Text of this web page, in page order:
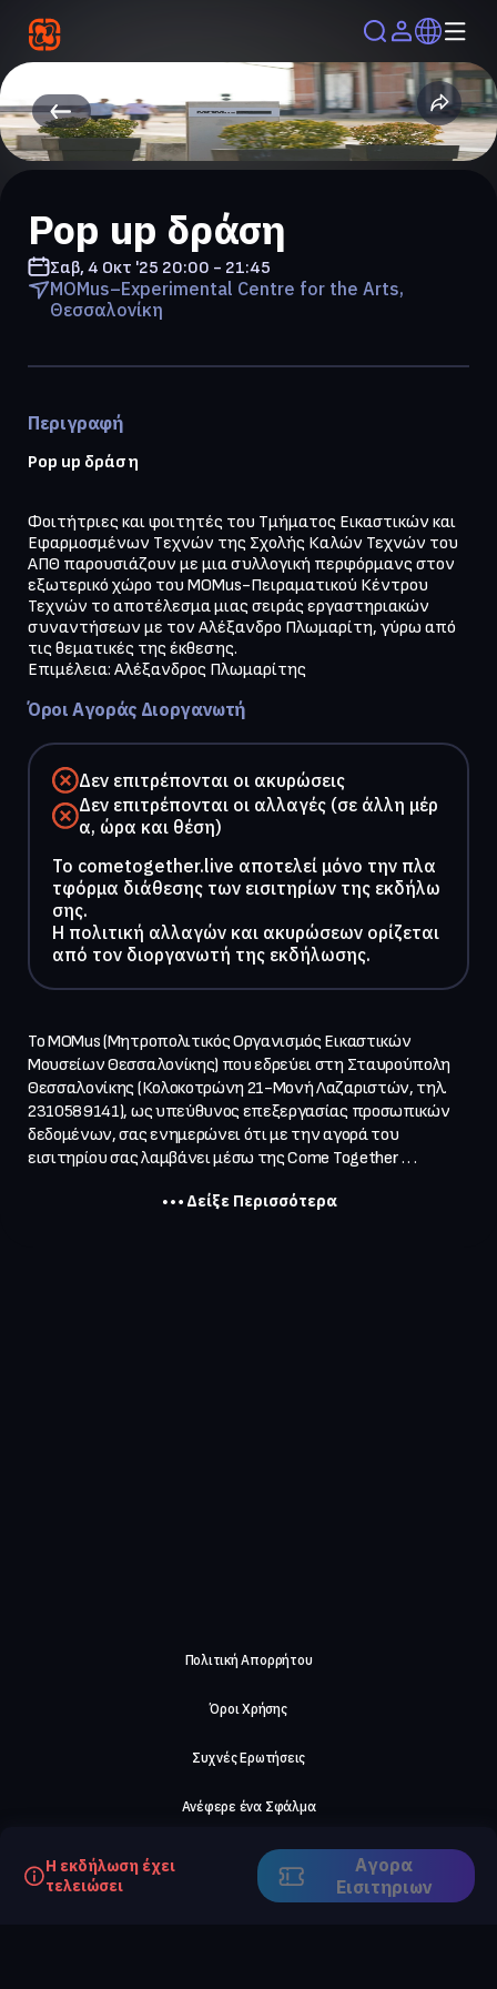
Pop up δράση
Σαβ, 4 Οκτ '25 20:00 - 21:45
MOMus–Experimental Centre for the Arts,
Θεσσαλονίκη
Περιγραφή
Pop up δράση
Φοιτήτριες και φοιτητές του Tμήματος Eικαστικών και
Eφαρμοσμένων Tεχνών της Σχολής Καλών Τεχνών του
ΑΠΘ παρουσιάζουν με μια συλλογική περφόρμανς στον
εξωτερικό χώρο του MOMus-Πειραματικoύ Κέντρου
Τεχνών το αποτέλεσμα μιας σειράς εργαστηριακών
συναντήσεων με τον Αλέξανδρο Πλωμαρίτη, γύρω από
τις θεματικές της έκθεσης.
Επιμέλεια: Αλέξανδρος Πλωμαρίτης
Όροι Αγοράς Διοργανωτή
Δεν επιτρέπονται οι ακυρώσεις
Δεν επιτρέπονται οι αλλαγές (σε άλλη μέρ
α, ώρα και θέση)
To cometogether.live αποτελεί μόνο την πλα
τφόρμα διάθεσης των εισιτηρίων της εκδήλω
σης.
Η πολιτική αλλαγών και ακυρώσεων ορίζεται
από τον διοργανωτή της εκδήλωσης.
Το MOMus (Μητροπολιτικός Οργανισμός Εικαστικών
Μουσείων Θεσσαλονίκης) που εδρεύει στη Σταυρούπολη
Θεσσαλονίκης (Κολοκοτρώνη 21-Μονή Λαζαριστών, τηλ.
2310589141), ως υπεύθυνος επεξεργασίας προσωπικών
δεδομένων, σας ενημερώνει ότι με την αγορά του
εισιτηρίου σας λαμβάνει μέσω της Come Together . . .
Δείξε Περισσότερα
Η εκδήλωση έχει
τελειώσει
Αγορα
Eισιτηριων
Πολιτική Απορρήτου
Όροι Χρήσης
Συχνές Ερωτήσεις
Ανέφερε ένα Σφάλμα
Σχετικά με μας
Careers